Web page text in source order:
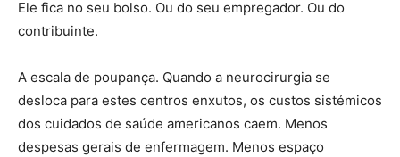
Ele fica no seu bolso. Ou do seu empregador. Ou do
contribuinte.
A escala de poupança. Quando a neurocirurgia se
desloca para estes centros enxutos, os custos sistémicos
dos cuidados de saúde americanos caem. Menos
despesas gerais de enfermagem. Menos espaço